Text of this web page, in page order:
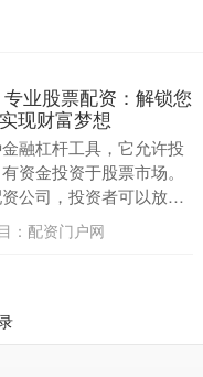
业股票配资：解锁您
现财富梦想
融杠杆工具，它允许投
资金投资于股票市场。
公司，投资者可以放大
票配资，从而提高潜在
....
： 配资门户网